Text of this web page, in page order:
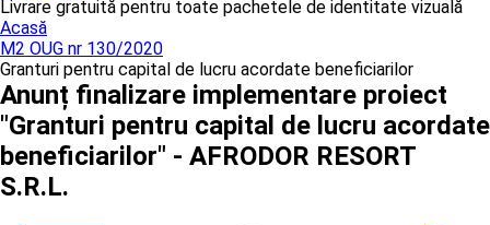
Livrare gratuită pentru toate pachetele de identitate vizuală
Acasă
M2 OUG nr 130/2020
Granturi pentru capital de lucru acordate beneficiarilor
Anunț finalizare implementare proiect
"Granturi pentru capital de lucru acordate
beneficiarilor" - AFRODOR RESORT
S.R.L.